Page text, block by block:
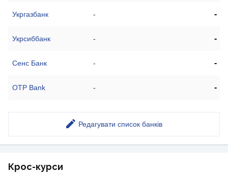
Укргазбанк - -
Укрсиббанк - -
Сенс Банк - -
OTP Bank - -
Редагувати список банків
Крос-курси